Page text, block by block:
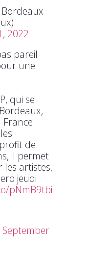
2022
pareil
une
qui se
de
il permet
artistes,
jeudi
pNmB9tbi
September